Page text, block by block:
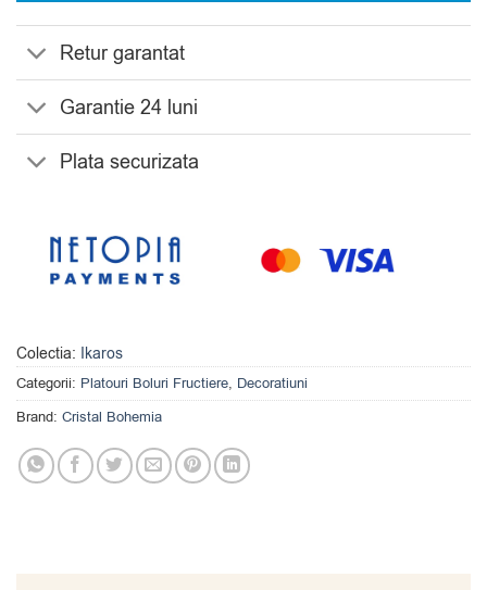
Retur garantat
Garantie 24 luni
Plata securizata
Colectia: Ikaros
Categorii: Platouri Boluri Fructiere, Decoratiuni
Brand: Cristal Bohemia